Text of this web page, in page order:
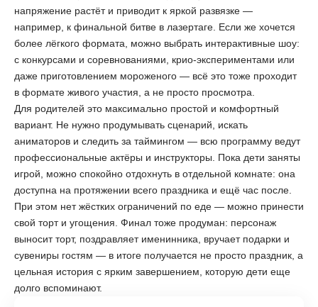
напряжение растёт и приводит к яркой развязке —
например, к финальной битве в лазертаге. Если же хочется
более лёгкого формата, можно выбрать интерактивные шоу:
с конкурсами и соревнованиями, крио-экспериментами или
даже приготовлением мороженого — всё это тоже проходит
в формате живого участия, а не просто просмотра.
Для родителей это максимально простой и комфортный
вариант. Не нужно продумывать сценарий, искать
аниматоров и следить за таймингом — всю программу ведут
профессиональные актёры и инструкторы. Пока дети заняты
игрой, можно спокойно отдохнуть в отдельной комнате: она
доступна на протяжении всего праздника и ещё час после.
При этом нет жёстких ограничений по еде — можно принести
свой торт и угощения. Финал тоже продуман: персонаж
выносит торт, поздравляет именинника, вручает подарки и
сувениры гостям — в итоге получается не просто праздник, а
цельная история с ярким завершением, которую дети еще
долго вспоминают.